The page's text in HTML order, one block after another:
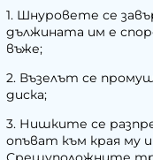
1. Шнуровете се
дължината им е
въже;
2. Възелът се
диска;
3. Нишките се
опъват към края му